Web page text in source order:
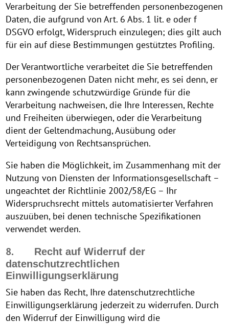
Verarbeitung der Sie betreffenden personenbezogenen
Daten, die aufgrund von Art. 6 Abs. 1 lit. e oder f
DSGVO erfolgt, Widerspruch einzulegen; dies gilt auch
für ein auf diese Bestimmungen gestütztes Profiling.
Der Verantwortliche verarbeitet die Sie betreffenden
personenbezogenen Daten nicht mehr, es sei denn, er
kann zwingende schutzwürdige Gründe für die
Verarbeitung nachweisen, die Ihre Interessen, Rechte
und Freiheiten überwiegen, oder die Verarbeitung
dient der Geltendmachung, Ausübung oder
Verteidigung von Rechtsansprüchen.
Sie haben die Möglichkeit, im Zusammenhang mit der
Nutzung von Diensten der Informationsgesellschaft –
ungeachtet der Richtlinie 2002/58/EG – Ihr
Widerspruchsrecht mittels automatisierter Verfahren
auszuüben, bei denen technische Spezifikationen
verwendet werden.
8.
Recht auf Widerruf der
datenschutzrechtlichen
Einwilligungserklärung
Sie haben das Recht, Ihre datenschutzrechtliche
Einwilligungserklärung jederzeit zu widerrufen. Durch
den Widerruf der Einwilligung wird die